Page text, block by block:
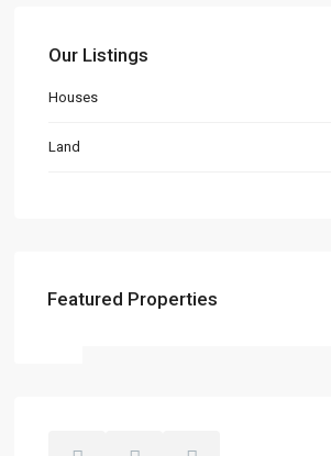
Our Listings
Houses
Land
Featured Properties